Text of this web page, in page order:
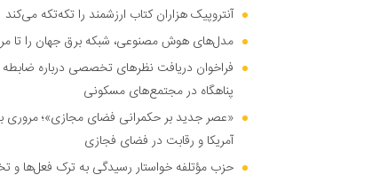
آنتروپیک هزاران کتاب ارزشمند را تکه‌تکه می‌کند
مدل‌های هوش مصنوعی، شبکه برق جهان را تا
فراخوان دریافت نظر‌های تخصصی درباره
پناهگاه در مجتمع‌های مسکونی
«عصر جدید بر حکمرانی فضای مجازی»؛ مروری
آمریکا و رقابت در فضای فجازی
حزب مؤتلفه خواستار رسیدگی به ترک فعل‌ها و